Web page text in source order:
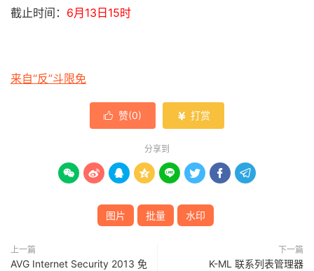
截止时间： 6月13日15时
来自“反”斗限免
 赞(0)  打赏
分享到
       
图片 批量 水印
上一篇
AVG Internet Security 2013 免
下一篇
K-ML 联系列表管理器